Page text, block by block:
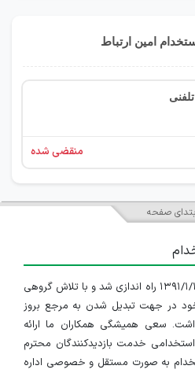
امین ارتباط
منقضی شده
صفحه
سایت ایران استخدام در تاریخ ۱۳۹۱/۱/۱۰ راه اندازی شد و با تلاش گروهی
خود در جهت تبدیل شدن به مرجع بروز
سعی همیشگی همکاران ما ارائه
خدمت بازدیدکنندگان محترم
به صورت مستقل و خصوصی اداره